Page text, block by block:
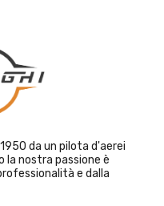
da un pilota d'aerei
la nostra passione è
e dalla